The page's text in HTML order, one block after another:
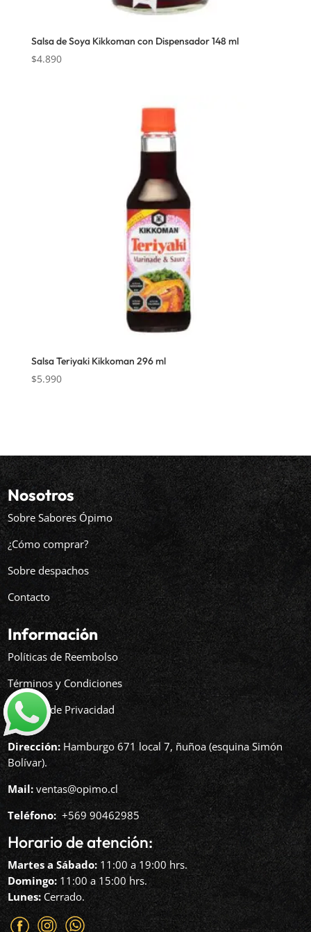
Salsa de Soya Kikkoman con Dispensador 148 ml
$4.890
Salsa Teriyaki Kikkoman 296 ml
$5.990
Nosotros
Sobre Sabores Ópimo
¿Cómo comprar?
Sobre despachos
Contacto
Información
Políticas de Reembolso
Términos y Condiciones
Políticas de Privacidad
Dirección: Hamburgo 671 local 7, ñuñoa (esquina Simón
Bolívar).
Mail: ventas@opimo.cl
Teléfono: ‪+569 90462985‬
Horario de atención:
Martes a Sábado: 11:00 a 19:00 hrs.
Domingo: 11:00 a 15:00 hrs.
Lunes: Cerrado.